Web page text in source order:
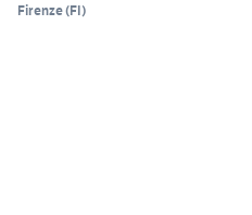
Firenze(FI)